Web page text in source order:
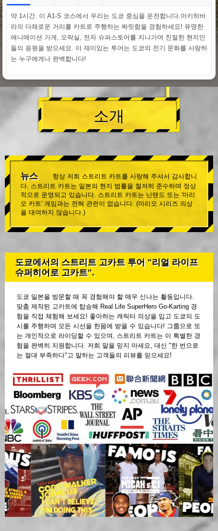
약 1시간. 이 A1-S 코스에서 우리는 도쿄 중심을 운전합니다.아키하바
라의 다채로운 거리를 카트로 주행하는 짜릿함을 경험하세요! 유명한
애니메이션 가게, 오락실, 전자 슈퍼스토어를 지나가며 친절한 현지인
들의 응원을 받으세요. 이 재미있는 투어는 도쿄의 전기 문화를 사랑하
는 누구에게나 완벽합니다!
소개
뉴스
항상 저희 스트리트 카트를 사랑해 주셔서 감사합니
다. 스트리트 카트는 일본의 현지 법률을 철저히 준수하며 정상
적으로 운영되고 있습니다. 스트리트 카트는 닌텐도 또는 '마리
오 카트' 게임과는 전혀 관련이 없습니다. (마리오 시리즈 의상
을 대여하지 않습니다.)
도쿄에서의 스트리트 고카트 투어 "리얼 라이프
슈퍼히어로 고카트".
도쿄 일본을 방문할 때 꼭 경험해야 할 매우 신나는 활동입니다.
맞춤 제작된 고카트에 탑승해 Real Life SuperHero Go-Karting 경
험을 직접 체험해 보세요! 좋아하는 캐릭터 의상을 입고 도쿄의 도
시를 주행하며 모든 시선을 한몸에 받을 수 있습니다! 그룹으로 또
는 개인적으로 라이딩할 수 있으며, 스트리트 카트는 이 특별한 경
험을 완벽히 지원합니다. 저희 말을 믿지 마세요, 대신 "한 번으로
는 절대 부족하다"고 말하는 고객들의 리뷰를 믿으세요!